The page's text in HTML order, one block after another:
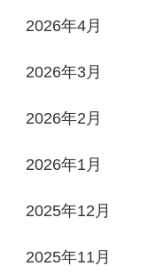
2026年4月
2026年3月
2026年2月
2026年1月
2025年12月
2025年11月